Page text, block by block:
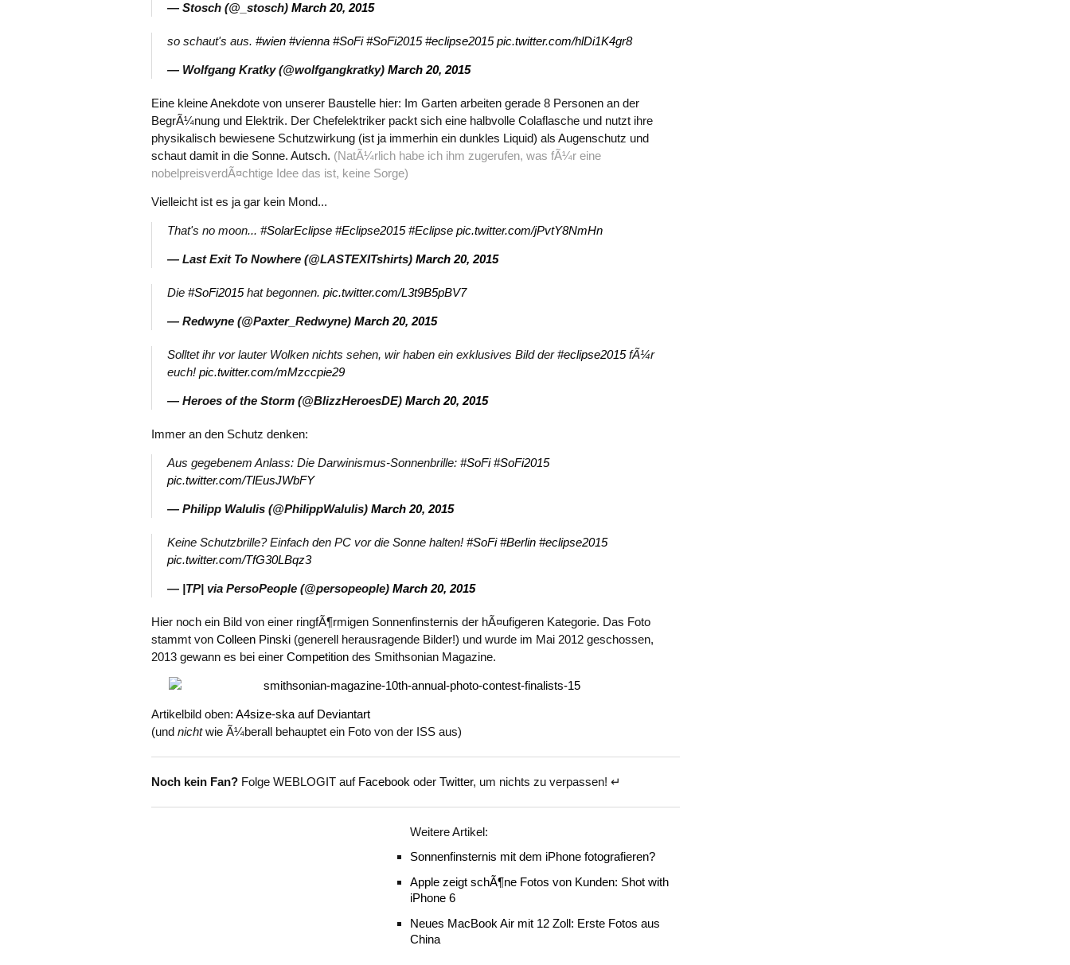
— Stosch (@_stosch) March 20, 2015
so schaut's aus. #wien #vienna #SoFi #SoFi2015 #eclipse2015 pic.twitter.com/hlDi1K4gr8
— Wolfgang Kratky (@wolfgangkratky) March 20, 2015
Eine kleine Anekdote von unserer Baustelle hier: Im Garten arbeiten gerade 8 Personen an der
BegrÃ¼nung und Elektrik. Der Chefelektriker packt sich eine halbvolle Colaflasche und nutzt ihre
physikalisch bewiesene Schutzwirkung (ist ja immerhin ein dunkles Liquid) als Augenschutz und
schaut damit in die Sonne. Autsch. (NatÃ¼rlich habe ich ihm zugerufen, was fÃ¼r eine
nobelpreisverdÃ¤chtige Idee das ist, keine Sorge)
Vielleicht ist es ja gar kein Mond...
That's no moon... #SolarEclipse #Eclipse2015 #Eclipse pic.twitter.com/jPvtY8NmHn
— Last Exit To Nowhere (@LASTEXITshirts) March 20, 2015
Die #SoFi2015hat begonnen. pic.twitter.com/L3t9B5pBV7
— Redwyne (@Paxter_Redwyne) March 20, 2015
Solltet ihr vor lauter Wolken nichts sehen, wir haben ein exklusives Bild der#eclipse2015fÃ¼r
euch! pic.twitter.com/mMzccpie29
— Heroes of the Storm (@BlizzHeroesDE) March 20, 2015
Immer an den Schutz denken:
Aus gegebenem Anlass: Die Darwinismus-Sonnenbrille: #SoFi #SoFi2015
pic.twitter.com/TlEusJWbFY
— Philipp Walulis (@PhilippWalulis) March 20, 2015
Keine Schutzbrille? Einfach den PC vor die Sonne halten! #SoFi #Berlin #eclipse2015
pic.twitter.com/TfG30LBqz3
— |TP| via PersoPeople (@persopeople) March 20, 2015
Hier noch ein Bild von einer ringfÃ¶rmigen Sonnenfinsternis der hÃ¤ufigeren Kategorie. Das Foto
stammt von Colleen Pinski (generell herausragende Bilder!) und wurde im Mai 2012 geschossen,
2013 gewann es bei einer Competition des Smithsonian Magazine.
Artikelbild oben: A4size-ska auf Deviantart
(und nichtwie Ã¼berall behauptet ein Foto von der ISS aus)
Noch kein Fan? Folge WEBLOGIT auf Facebook oder Twitter, um nichts zu verpassen! ↵
Weitere Artikel:
Sonnenfinsternis mit dem iPhone fotografieren?
Apple zeigt schÃ¶ne Fotos von Kunden: Shot with
iPhone 6
Neues MacBook Air mit 12 Zoll: Erste Fotos aus
China